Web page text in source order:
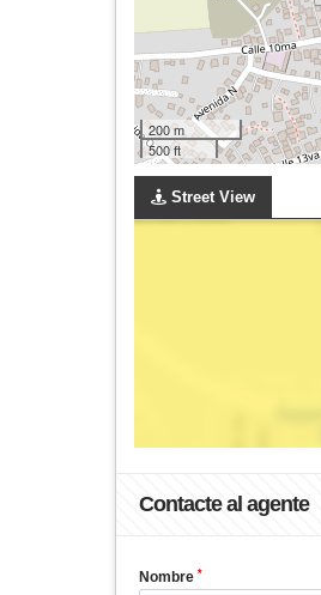
200 m
500 ft
Street View
Contacte al agente
Nombre *